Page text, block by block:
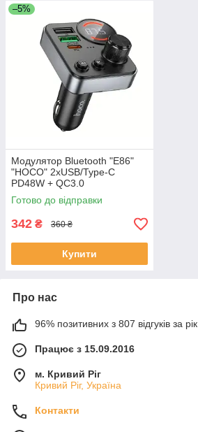
–5%
Модулятор Bluetooth "E86"
"HOCO" 2хUSB/Type-C
PD48W + QC3.0
Готово до відправки
342 ₴ 360 ₴
Купити
Про нас
96% позитивних з 807 відгуків за рік
Працює з 15.09.2016
м. Кривий Ріг
Кривий Ріг, Україна
Контакти